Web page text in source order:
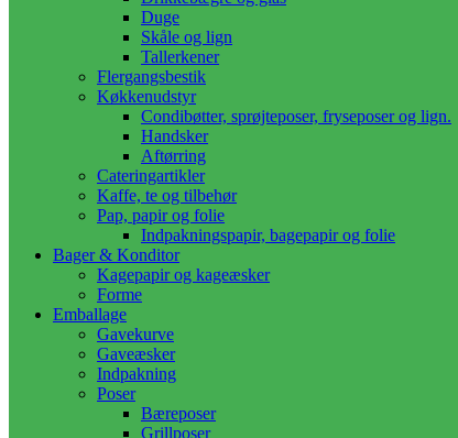
Duge
Skåle og lign
Tallerkener
Flergangsbestik
Køkkenudstyr
Condibøtter, sprøjteposer, fryseposer og lign.
Handsker
Aftørring
Cateringartikler
Kaffe, te og tilbehør
Pap, papir og folie
Indpakningspapir, bagepapir og folie
Bager & Konditor
Kagepapir og kageæsker
Forme
Emballage
Gavekurve
Gaveæsker
Indpakning
Poser
Bæreposer
Grillposer